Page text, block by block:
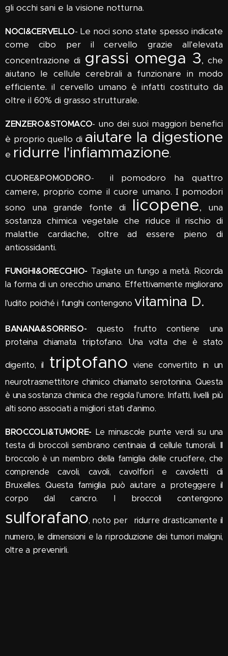
gli occhi sani e la visione notturna.
NOCI&CERVELLO- Le noci sono state spesso indicate
come cibo per il cervello grazie all'elevata
concentrazione di grassi omega 3, che
aiutano le cellule cerebrali a funzionare in modo
efficiente. il cervello umano è infatti costituito da
oltre il 60% di grasso strutturale.
ZENZERO&STOMACO- uno dei suoi maggiori benefici
è proprio quello di aiutare la digestione
e ridurre l'infiammazione.
CUORE&POMODORO-
il pomodoro ha quattro
camere, proprio come il cuore umano. I pomodori
sono una grande fonte di licopene, una
sostanza chimica vegetale che riduce il rischio di
malattie cardiache, oltre ad essere pieno di
antiossidanti.
FUNGHI&ORECCHIO- Tagliate un fungo a metà. Ricorda
la forma di un orecchio umano. Effettivamente migliorano
l'udito poiché i funghi contengono vitamina D.
BANANA&SORRISO- questo frutto contiene una
proteina chiamata triptofano. Una volta che è stato
digerito, il triptofano viene convertito in un
neurotrasmettitore chimico chiamato serotonina. Questa
è una sostanza chimica che regola l'umore. Infatti, livelli più
alti sono associati a migliori stati d'animo.
BROCCOLI&TUMORE- Le minuscole punte verdi su una
testa di broccoli sembrano centinaia di cellule tumorali. Il
broccolo è un membro della famiglia delle crucifere, che
comprende cavoli, cavoli, cavolfiori e cavoletti di
Bruxelles. Questa famiglia può aiutare a proteggere il
corpo dal cancro. I broccoli contengono
sulforafano, noto per ridurre drasticamente il
numero, le dimensioni e la riproduzione dei tumori maligni,
oltre a prevenirli.